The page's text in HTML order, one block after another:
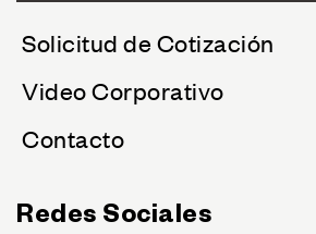
Solicitud de Cotización
Video Corporativo
Contacto
Redes Sociales